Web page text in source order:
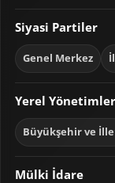
Siyasi Partiler
Genel Merkez
Yerel Yönetimler
Büyükşehir ve
Mülki İdare